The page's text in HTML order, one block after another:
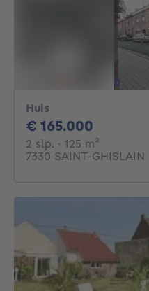
Huis
€ 165.000
2 slp. 2 slaapkamers
· 125 m²
7330 SAINT-GHISLAIN